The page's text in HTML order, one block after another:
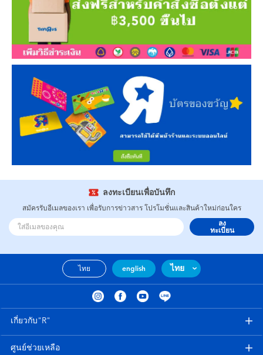
ลงทะเบียนเพื่อบันทึก
สมัครรับอีเมลของเรา เพื่อรับการข่าวสาร โปรโมชั่นและสินค้าใหม่ก่อนใคร
ลง
ทะเบียน
ไทย english ไทย
เกี่ยวกับ"R"
ศูนย์ช่วยเหลือ